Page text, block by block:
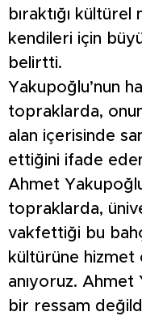
bıraktığı kültürel
kendileri için
belirtti.
Yakupoğlu’nun
topraklarda,
alan içerisinde
ettiğini ifade
Ahmet
topraklarda,
vakfettiği bu
kültürüne
anıyoruz.
bir ressam